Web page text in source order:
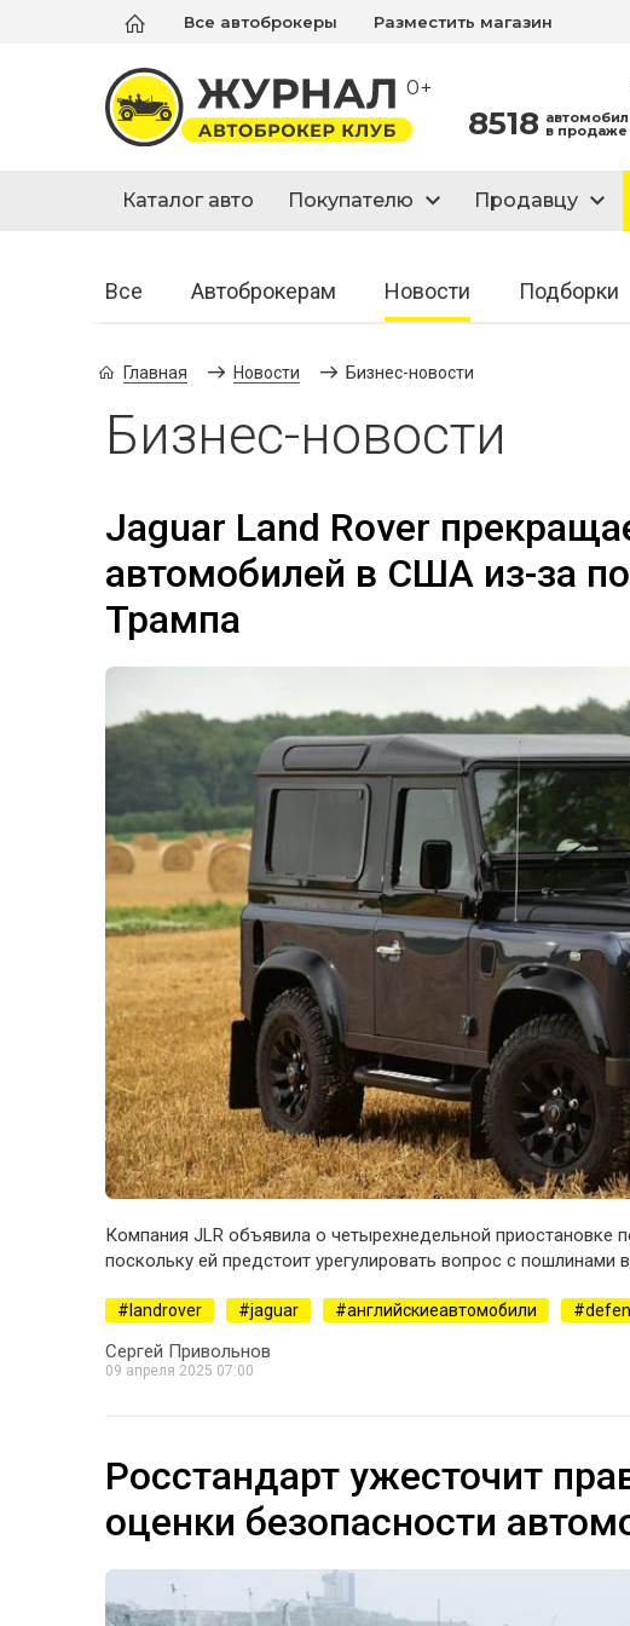
Все автоброкеры Разместить магазин
0+
8518 в продаже
Каталог авто Покупателю Продавцу
Все Автоброкерам Новости Подборки
Главная Новости Бизнес-новости
Бизнес-новости
Jaguar Land Rover
автомобилей в США из-за
Трампа
Компания JLR объявила о четырехнедельной приостановке
поскольку ей предстоит урегулировать вопрос с пошлинами
landrover jaguar английскиеавтомобили
Сергей Привольнов
09 апреля 2025 07:00
Росстандарт ужесточит
оценки безопасности